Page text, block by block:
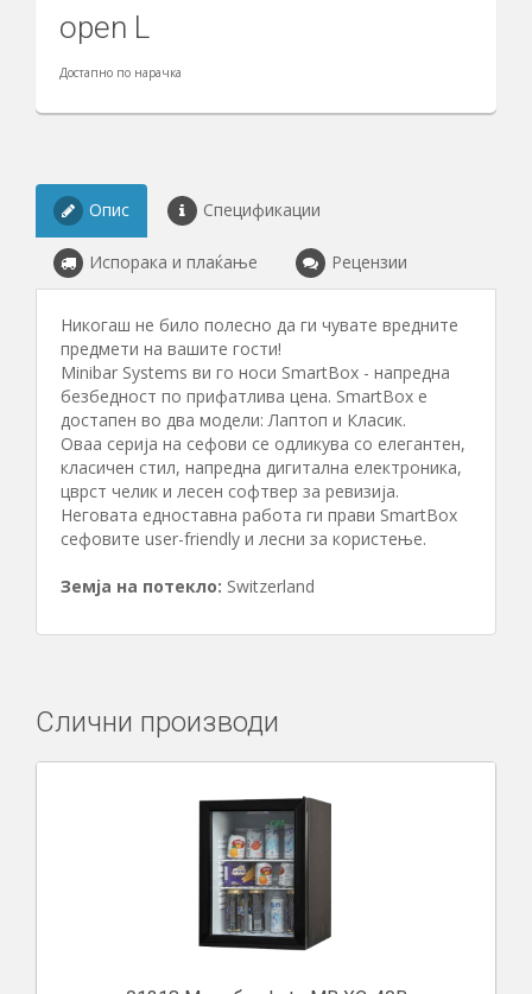
open L
Достапно по нарачка
Опис Спецификации
Испорака и плаќање Рецензии
Никогаш не било полесно да ги чувате вредните
предмети на вашите гости!
Minibar Systems ви го носи SmartBox - напредна
безбедност по прифатлива цена. SmartBox е
достапен во два модели: Лаптоп и Класик.
Оваа серија на сефови се одликува со елегантен,
класичен стил, напредна дигитална електроника,
цврст челик и лесен софтвер за ревизија.
Неговата едноставна работа ги прави SmartBox
сефовите user-friendly и лесни за користење.
Земја на потекло: Switzerland
Слични производи